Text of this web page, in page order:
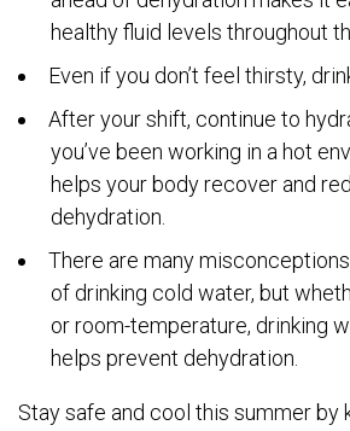
healthy fluid levels throughout
Even if you don’t feel thirsty,
After your shift, continue to
you’ve been working in a hot
helps your body recover and
dehydration.
There are many
of drinking cold water, but
or room-temperature, drinking
helps prevent dehydration.
Stay safe and cool this summer by